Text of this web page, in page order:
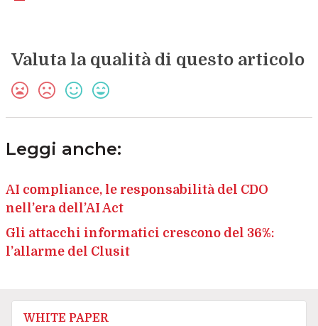
Valuta la qualità di questo articolo
Leggi anche:
AI compliance, le responsabilità del CDO
nell’era dell’AI Act
Gli attacchi informatici crescono del 36%:
l’allarme del Clusit
WHITE PAPER